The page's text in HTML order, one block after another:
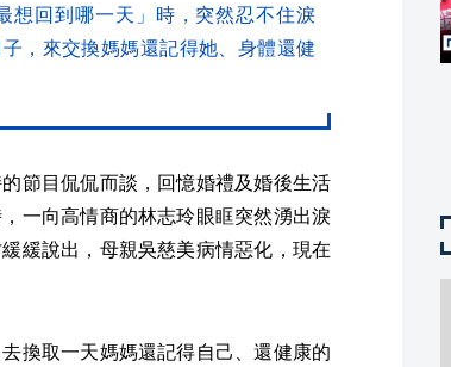
想回到哪一天」時，突然忍不住淚
，來交換媽媽還記得她、身體還健
節目侃侃而談，回憶婚禮及婚後生活
一向高情商的林志玲眼眶突然湧出淚
緩說出，母親吳慈美病情惡化，現在
換取一天媽媽還記得自己、還健康的